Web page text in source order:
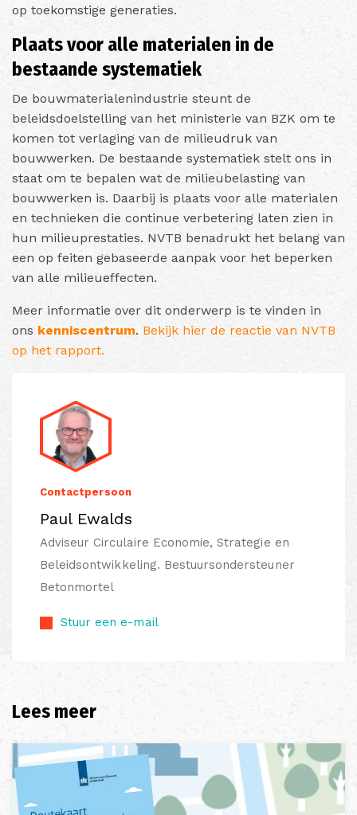
op toekomstige generaties.
Plaats voor alle materialen in de
bestaande systematiek
De bouwmaterialenindustrie steunt de
beleidsdoelstelling van het ministerie van BZK om te
komen tot verlaging van de milieudruk van
bouwwerken. De bestaande systematiek stelt ons in
staat om te bepalen wat de milieubelasting van
bouwwerken is. Daarbij is plaats voor alle materialen
en technieken die continue verbetering laten zien in
hun milieuprestaties. NVTB benadrukt het belang van
een op feiten gebaseerde aanpak voor het beperken
van alle milieueffecten.
Meer informatie over dit onderwerp is te vinden in
ons kenniscentrum. Bekijk hier de reactie van NVTB
op het rapport.
Contactpersoon
Paul Ewalds
Adviseur Circulaire Economie, Strategie en
Beleidsontwikkeling. Bestuursondersteuner
Betonmortel
Stuur een e-mail
Lees meer